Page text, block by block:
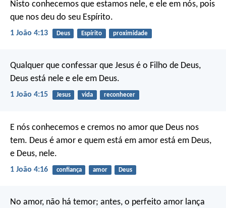
Nisto conhecemos que estamos nele, e ele em nós, pois
que nos deu do seu Espírito.
1 João 4:13 Deus Espírito proximidade
Qualquer que confessar que Jesus é o Filho de Deus,
Deus está nele e ele em Deus.
1 João 4:15 Jesus vida reconhecer
E nós conhecemos e cremos no amor que Deus nos
tem. Deus é amor e quem está em amor está em Deus,
e Deus, nele.
1 João 4:16 confiança amor Deus
No amor, não há temor; antes, o perfeito amor lança